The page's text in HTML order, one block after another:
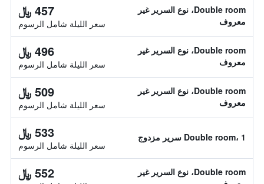
Double room، نوع السرير غير
معروف
457 ﷼
سعر الليلة شامل الرسوم
Double room، نوع السرير غير
معروف
496 ﷼
سعر الليلة شامل الرسوم
Double room، نوع السرير غير
معروف
509 ﷼
سعر الليلة شامل الرسوم
Double room، 1 سرير مزدوج 533 ﷼
سعر الليلة شامل الرسوم
Double room، نوع السرير غير
552 ﷼